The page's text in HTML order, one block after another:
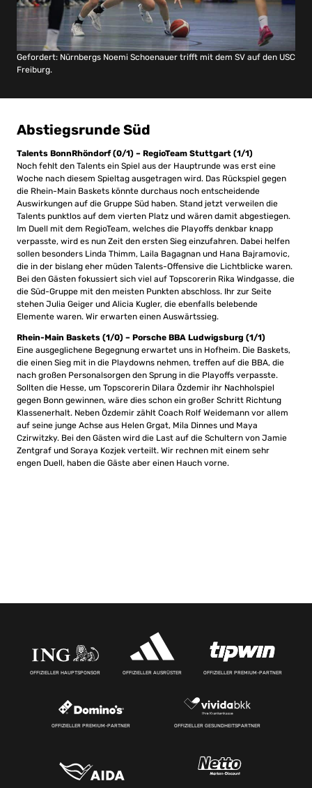
Gefordert: Nürnbergs Noemi Schoenauer trifft mit dem SV auf den USC
Freiburg.
Abstiegsrunde Süd
Talents BonnRhöndorf (0/1) – RegioTeam Stuttgart (1/1)
Noch fehlt den Talents ein Spiel aus der Hauptrunde was erst eine
Woche nach diesem Spieltag ausgetragen wird. Das Rückspiel gegen
die Rhein-Main Baskets könnte durchaus noch entscheidende
Auswirkungen auf die Gruppe Süd haben. Stand jetzt verweilen die
Talents punktlos auf dem vierten Platz und wären damit abgestiegen.
Im Duell mit dem RegioTeam, welches die Playoffs denkbar knapp
verpasste, wird es nun Zeit den ersten Sieg einzufahren. Dabei helfen
sollen besonders Linda Thimm, Laila Bagagnan und Hana Bajramovic,
die in der bislang eher müden Talents-Offensive die Lichtblicke waren.
Bei den Gästen fokussiert sich viel auf Topscorerin Rika Windgasse, die
die Süd-Gruppe mit den meisten Punkten abschloss. Ihr zur Seite
stehen Julia Geiger und Alicia Kugler, die ebenfalls belebende
Elemente waren. Wir erwarten einen Auswärtssieg.
Rhein-Main Baskets (1/0) – Porsche BBA Ludwigsburg (1/1)
Eine ausgeglichene Begegnung erwartet uns in Hofheim. Die Baskets,
die einen Sieg mit in die Playdowns nehmen, treffen auf die BBA, die
nach großen Personalsorgen den Sprung in die Playoffs verpasste.
Sollten die Hesse, um Topscorerin Dilara Özdemir ihr Nachholspiel
gegen Bonn gewinnen, wäre dies schon ein großer Schritt Richtung
Klassenerhalt. Neben Özdemir zählt Coach Rolf Weidemann vor allem
auf seine junge Achse aus Helen Grgat, Mila Dinnes und Maya
Czirwitzky. Bei den Gästen wird die Last auf die Schultern von Jamie
Zentgraf und Soraya Kozjek verteilt. Wir rechnen mit einem sehr
engen Duell, haben die Gäste aber einen Hauch vorne.
OFFIZIELLER HAUPTSPONSOR OFFIZIELLER AUSRÜSTER OFFIZIELLER PREMIUM-PARTNER
OFFIZIELLER PREMIUM-PARTNER OFFIZIELLER GESUNDHEITSPARTNER